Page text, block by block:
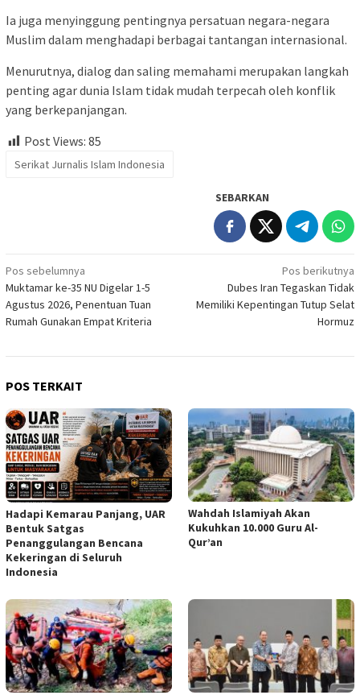
Ia juga menyinggung pentingnya persatuan negara-negara
Muslim dalam menghadapi berbagai tantangan internasional.
Menurutnya, dialog dan saling memahami merupakan langkah
penting agar dunia Islam tidak mudah terpecah oleh konflik
yang berkepanjangan.
Post Views: 85
Serikat Jurnalis Islam Indonesia
SEBARKAN
Navigasi
pos
Pos sebelumnya
Muktamar ke-35 NU Digelar 1-5
Agustus 2026, Penentuan Tuan
Rumah Gunakan Empat Kriteria
Pos berikutnya
Dubes Iran Tegaskan Tidak
Memiliki Kepentingan Tutup Selat
Hormuz
POS TERKAIT
Hadapi Kemarau Panjang, UAR
Bentuk Satgas
Penanggulangan Bencana
Kekeringan di Seluruh
Indonesia
Wahdah Islamiyah Akan
Kukuhkan 10.000 Guru Al-
Qur’an